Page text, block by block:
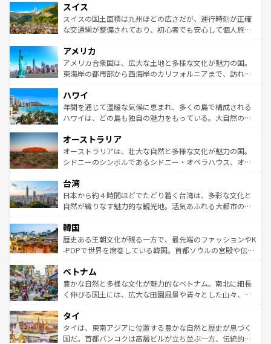
れる地方に足を運ぶとそれぞれで全く異なる文化を体験で
きるだろう。 なお、新着のフランス情報はコンテンツ一覧
を参照してほしい。
は、お酒好きな人にはぜひ体験してほしい。 なお、新着の
ドイツ情報はコンテンツ一覧を参照してほしい。
リアごとに異なる魅力がある。また、優雅なアフタヌーン
ティー、ビール好きにはたまらない英国パブ、サッカー観
戦など、本場だからこそできる体験も豊富。イギリスを旅
ンツ一覧を参照してほしい。
スイス
スイスの国土面積は九州ほどの広さだが、運行時刻が正確
な交通網が整備されており、初心者でも安心して個人旅行
の建物がそのまま残る町や、スイスならではのユニークな
博物館もあり、アルプス観光だけでなく町歩きも満喫する
ことができる。国民の所得が高いため物価も高いが、旅行
ば市内交通費無料で観光を楽しむこともできる。 なお、新
着のスイス情報はコンテンツ一覧 を参照してほしい。
アメリカ
アメリカ合衆国は、広大な土地と多様な文化が魅力の国。
東海岸の都市部から西海岸のカリフォルニアまで、訪れる
のような巨大都市は、観光、ショッピング、エンターテイ
ンメントが詰まった刺激的なスポットだ。一方、アメリカ
西部には大自然が広がり、グランドキャニオンやイエロー
部のニューオーリンズでは、音楽と美食が融合した独特の
文化が魅力。旅行者はアメリカの各地域で異なる魅力を楽
しみながら、その多様性と豊かな歴史を感じることができ
ならではの贅沢な旅のスタイルだ。 なお、新着のアメリカ
情報はコンテンツ一覧を参照してほしい。
ハワイ
年間を通じて温暖な気候に恵まれ、多くの島で構成される
ハワイは、どの島も独自の魅力をもっている。大自然の神
ワイ島は見逃せない。また、定番の観光地といえばオアフ
島だが、静かな自然を求めるならマウイ島やカウアイ島が
おすすめ。エメラルドグリーンに輝く海をはじめ、豊かな
れるおもてなしの心で訪れる人々を迎えてくれるハワイの
人々、おいしいローカルフードやハワイアンミュージッ
ク、伝統的なフラダンスなど、すべてがハワイの魅力を彩
ワイを、存分に味わってほしい。 なお、新着のハワイ情報
はコンテンツ一覧を参照してほしい。
オーストラリア
オーストラリアは、壮大な自然と多様な文化が魅力の国。
シドニーのシンボルであるシドニー・オペラハウス、オー
リアリーフや大陸中央部にそびえるウルル（エアーズロッ
ク）、タスマニアの美しい原生林やケアンズの熱帯雨林な
ど、見どころがたくさん。また、カフェやワイン、オージ
いる。アクティビティも充実しており、サーフィンやダイ
ビング、ハイキングなど、アウトドア好きにはたまらな
い。オーストラリアの多彩な魅力を存分に味わいつくそ
参照してほしい。
台湾
日本から約４時間ほどでたどり着く台湾は、多彩な文化と
自然が織りなす魅力的な観光地。活気あふれる大都市の台
ン）、静ひつな山岳地帯である台湾東部など、都市の喧騒
と山間の静けさが共存しており、訪れる人に新しい発見と
驚きをもたらしてくれる。また、奥深い台湾の食文化も魅
容にもいいと評判のスイーツなど、バラエティ豊かな料理
が味わえる。 なお、新着の台湾情報は コンテンツ一覧を参
照してほしい。
韓国
歴史ある王朝文化が残る一方で、最先端のファッションやK
-POPで世界を席巻している韓国。首都ソウルの宮殿や伝統
き、地方に足を延ばせば四季折々の自然美を楽しむことが
できる。そして、キムチや焼肉、絶品のストリートフード
まで、さまざまな韓国料理が待っている。夜には、韓国な
リティに包まれながら、韓国の多彩な魅力を心ゆくまで味
わってみてほしい。 なお、新着の韓国情報はコンテンツ一
覧を参照してほしい。
ベトナム
豊かな自然と多様な文化が魅力的なベトナム。南北に細長
く伸びる国土には、広大な田園風景や青々とした山々、世
急速な発展と共に伝統が息づく。ハノイの古い町並みやホ
ーチミン市のフランス統治時代の建物も、独特の雰囲気を
醸し出している。また、バラエティの豊かさとおいしさで
タイ
タイは、東南アジアに位置する豊かな自然と歴史が息づく
国だ。首都バンコクは高層ビルが立ち並ぶ一方、伝統的な